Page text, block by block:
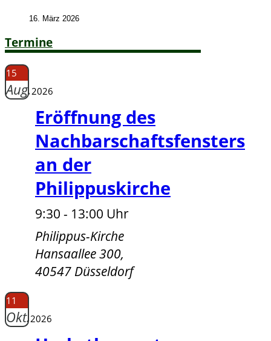
16. März 2026
Termine
15
Aug.2026
Eröffnung des
Nachbarschaftsfensters
an der
Philippuskirche
9:30 - 13:00 Uhr
Philippus-Kirche
Hansaallee 300,
40547 Düsseldorf
11
Okt.2026